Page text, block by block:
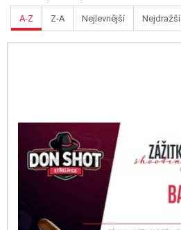
A-Z Z-A Nejlevnější Nejdražší